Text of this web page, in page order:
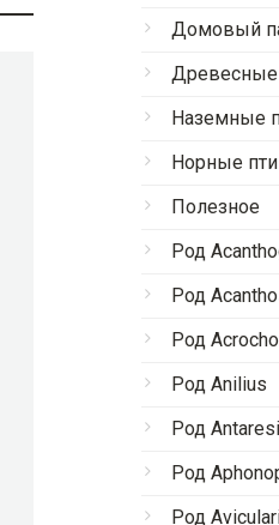
Домовый
Наземные
Норные
Полезное
Род
Род
Род
Род Anilius
Род
Род
Род